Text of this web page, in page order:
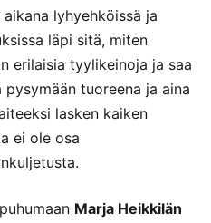
lyhyehköissä ja
läpi sitä, miten
erilaisia tyylikeinoja ja saa
tuoreena ja aina
lasken kaiken
ei ole osa
puhumaan Marja Heikkilän